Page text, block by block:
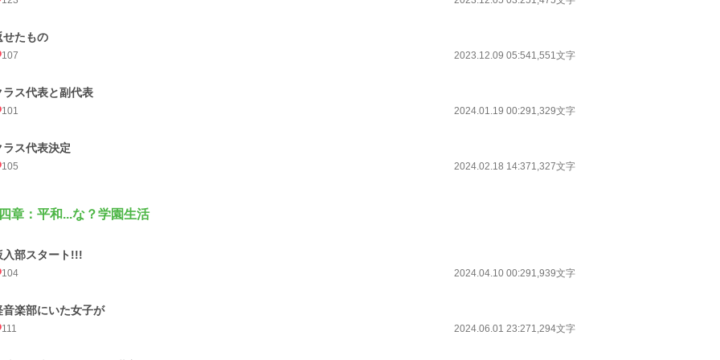
せたもの
107 2023.12.09 05:541,551文字
ラス代表と副代表
101 2024.01.19 00:291,329文字
ラス代表決定
105 2024.02.18 14:371,327文字
章：平和...な？学園生活
入部スタート!!!
104 2024.04.10 00:291,939文字
音楽部にいた女子が
111 2024.06.01 23:271,294文字